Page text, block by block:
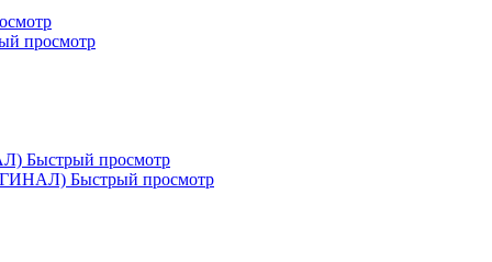
просмотр
Быстрый просмотр
Быстрый просмотр